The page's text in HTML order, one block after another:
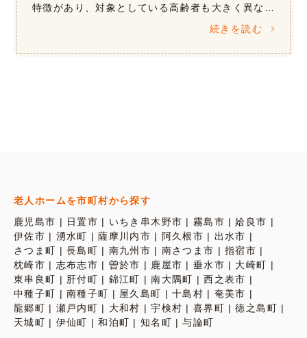
特徴があり、対象としている高齢者も大きく異なり
ます。 提供されるサービスは、介護などの生活支援
や心理療法などの認知症ケア、リハ […]
続きを読む
老人ホームを市町村から探す
鹿児島市
日置市 いちき串木野市 霧島市
姶良市
伊佐市
湧水町 薩摩川内市 阿久根市
出水市
さつま町
長島町 南九州市 南さつま市
指宿市
枕崎市
志布志市 曽於市 鹿屋市 垂水市
大崎町
東串良町
肝付町 錦江町 南大隅町
西之表市
中種子町
南種子町 屋久島町 十島村
奄美市
龍郷町
瀬戸内町 大和村 宇検村 喜界町
徳之島町
天城町
伊仙町 和泊町 知名町 与論町